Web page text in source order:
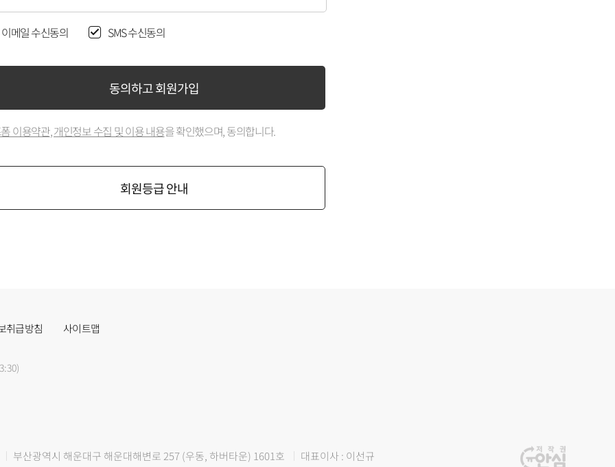
이메일 수신동의 SMS 수신동의
동의하고 회원가입
이용약관,개인정보 수집 및 이용 내용을 확인했으며, 동의합니다.
회원등급 안내
취급방침 사이트맵
부산광역시 해운대구 해운대해변로 257 (우동, 하버타운) 1601호 대표이사 : 이선규